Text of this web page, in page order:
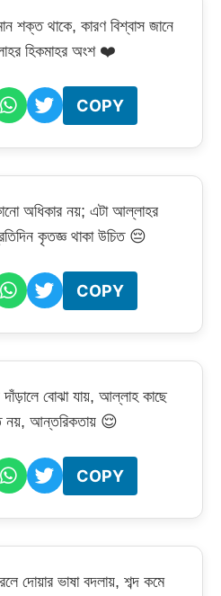
শক্ত থাকে, কারণ বিশ্বাস জানে
হিকমাহর অংশ ❤️
COPY
অধিকার নয়; এটা আল্লাহর
কৃতজ্ঞ থাকা উচিত 😔
COPY
বোঝা যায়, আল্লাহ কাছে
নয়, আন্তরিকতায় 😌
COPY
দোয়ার ভাষা বদলায়, শব্দ কমে